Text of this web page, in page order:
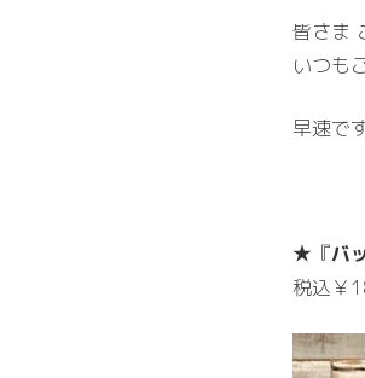
皆さま
いつも
早速で
★『バ
税込￥